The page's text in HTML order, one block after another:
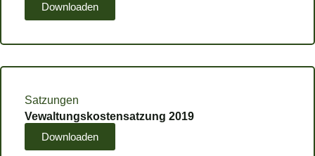
Downloaden
Satzungen
Vewaltungskostensatzung 2019
Downloaden